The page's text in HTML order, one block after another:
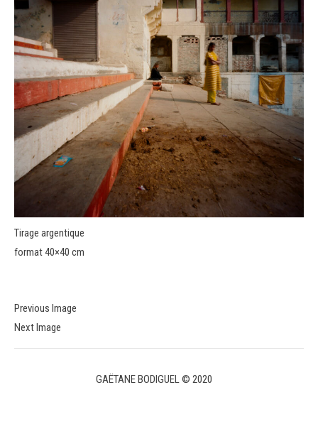
Tirage argentique
format 40×40 cm
Previous Image
Next Image
GAËTANE BODIGUEL © 2020